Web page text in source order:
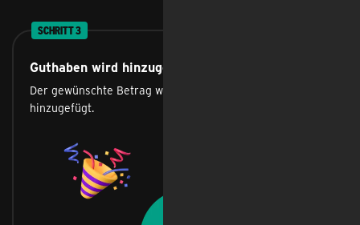
SCHRITT 3
Guthaben wird hinzugefügt
Der gewünschte Betrag wird deinem Guthaben
hinzugefügt.